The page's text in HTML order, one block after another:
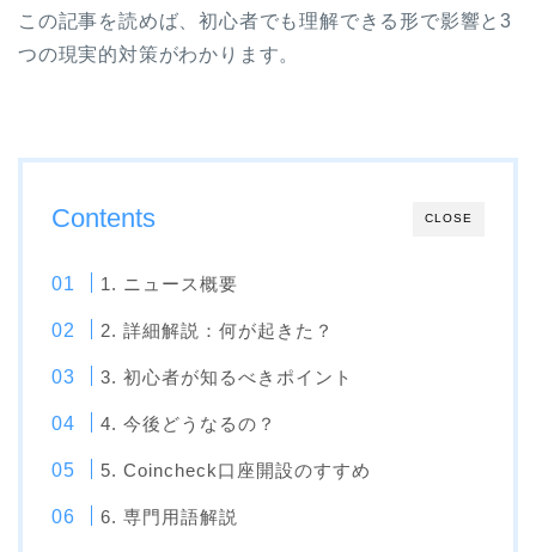
この記事を読めば、初心者でも理解できる形で影響と3
つの現実的対策がわかります。
CLOSE
Contents
1. ニュース概要
2. 詳細解説：何が起きた？
3. 初心者が知るべきポイント
4. 今後どうなるの？
5. Coincheck口座開設のすすめ
6. 専門用語解説